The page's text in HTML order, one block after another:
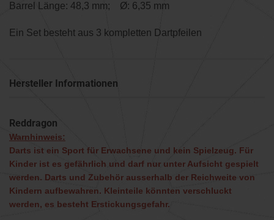
Barrel Länge: 48,3 mm; Ø: 6,35 mm
Ein Set besteht aus 3 kompletten Dartpfeilen
Hersteller Informationen
Reddragon
Warnhinweis:
Darts ist ein Sport für Erwachsene und kein Spielzeug. Für
Kinder ist es gefährlich und darf nur unter Aufsicht gespielt
werden. Darts und Zubehör ausserhalb der Reichweite von
Kindern aufbewahren. Kleinteile könnten verschluckt
werden, es besteht Erstickungsgefahr.